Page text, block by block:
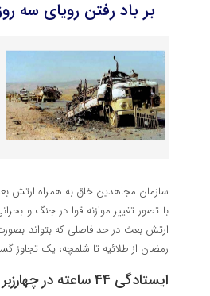
بر باد رفتن رویای سه‌
با تصور تغییر موازنه قوا در جنگ و
ارتش بعث در حد فاصلی که بتواند
رمضان از طلائیه تا شلمچه، یک تجاوز
ایستادگی ۴۴ ساعته در چهارزبر فروغ مجاهدین خلق را ناجاوید کرد